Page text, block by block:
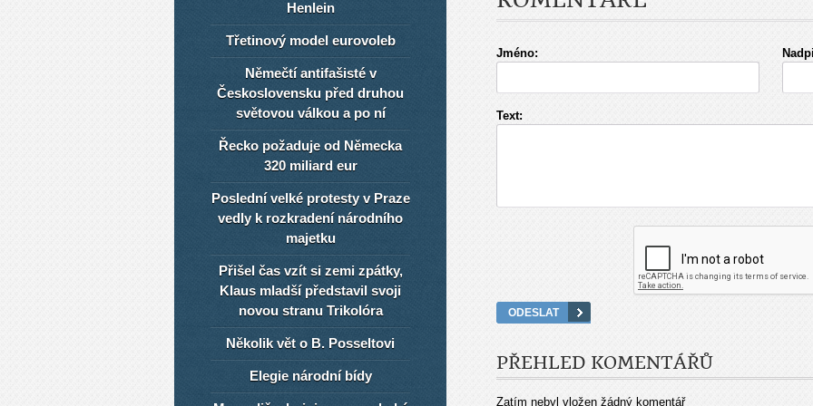
Jméno:
Text:
PŘEHLED KOMENTÁŘŮ
Zatím nebyl vložen žádný komentář
Henlein
Třetinový model eurovoleb
Němečtí antifašisté v
Československu před druhou
světovou válkou a po ní
Řecko požaduje od Německa
320 miliard eur
Poslední velké protesty v Praze
vedly k rozkradení národního
majetku
Přišel čas vzít si zemi zpátky,
Klaus mladší představil svoji
novou stranu Trikolóra
Několik vět o B. Posseltovi
Elegie národní bídy